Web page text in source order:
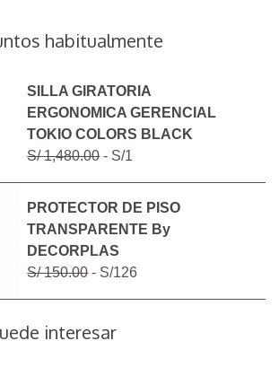
habitualmente
SILLA GIRATORIA
ERGONOMICA GERENCIAL
TOKIO COLORS BLACK
S/ 1,480.00- S/1
PROTECTOR DE PISO
TRANSPARENTE By
DECORPLAS
S/ 150.00- S/126
interesar